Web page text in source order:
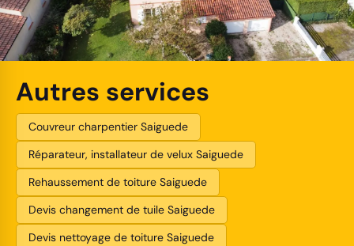
Autres services
Couvreur charpentier Saiguede
Réparateur, installateur de velux Saiguede
Rehaussement de toiture Saiguede
Devis changement de tuile Saiguede
Devis nettoyage de toiture Saiguede